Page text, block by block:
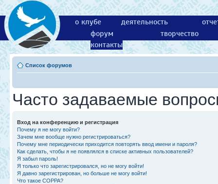
о клубе деятельность
форум
творчество
контакты
Список форумов
Часто задаваемые
Вход на конференцию и регистрация
Почему я не могу войти?
Зачем мне вообще нужно регистрироваться?
Почему мне периодически приходится повторять ввод имени и пароля?
Как сделать, чтобы я не появлялся в списке активных пользователей?
Я забыл пароль!
Я только что зарегистрировался, но не могу войти!
Я давно зарегистрирован, но больше не могу войти!
Что такое COPPA?